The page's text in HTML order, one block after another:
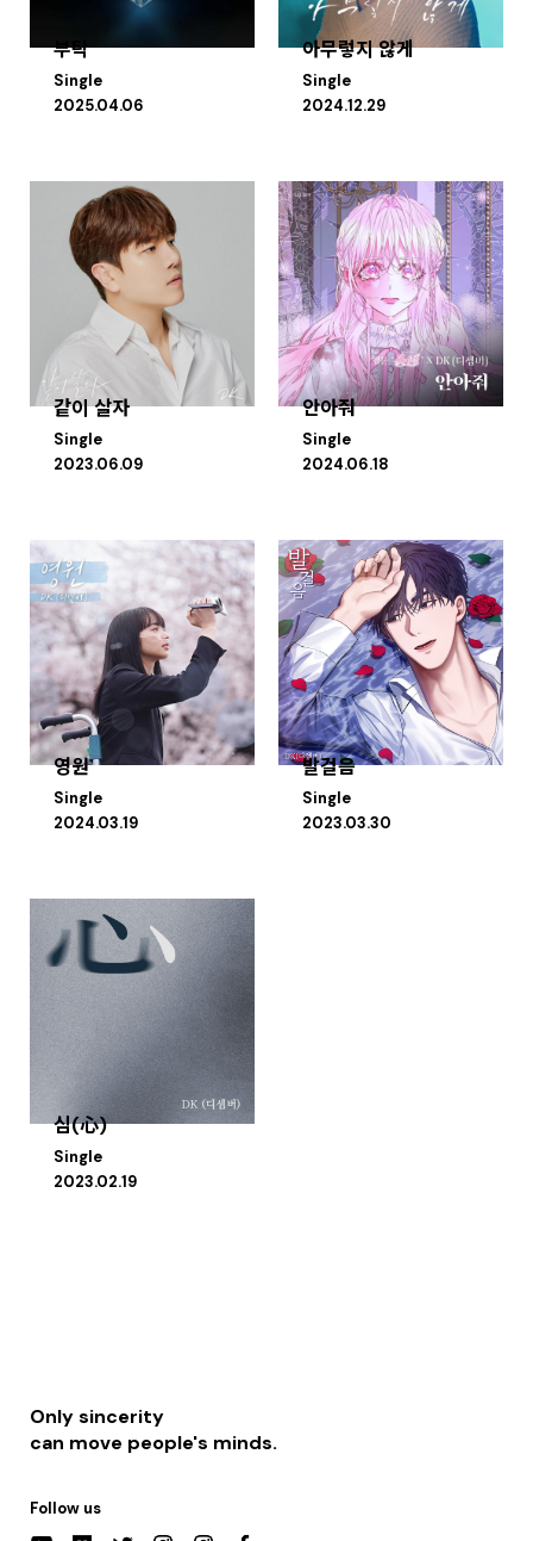
부탁
Single
2025.04.06
아무렇지 않게
Single
2024.12.29
같이 살자
Single
2023.06.09
안아줘
Single
2024.06.18
영원
Single
2024.03.19
발걸음
Single
2023.03.30
심(心)
Single
2023.02.19
Only sincerity
can move people's minds.
Follow us